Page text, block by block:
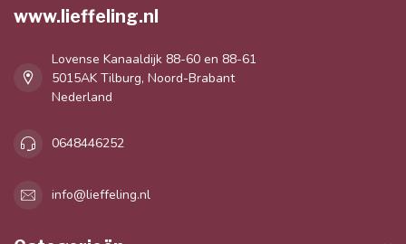
www.lieffeling.nl
Lovense Kanaaldijk 88-60 en 88-61
5015AK Tilburg, Noord-Brabant
Nederland
0648446252
info@lieffeling.nl